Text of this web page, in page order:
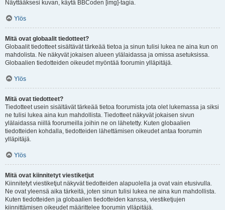
Näyttääksesi kuvan, käytä BBCoden [img]-tagia.
Ylös
Mitä ovat globaalit tiedotteet?
Globaalit tiedotteet sisältävät tärkeää tietoa ja sinun tulisi lukea ne aina kun on
mahdolista. Ne näkyvät jokaisen alueen ylälaidassa ja omissa asetuksissa.
Globaalien tiedotteiden oikeudet myöntää foorumin ylläpitäjä.
Ylös
Mitä ovat tiedotteet?
Tiedotteet usein sisältävät tärkeää tietoa foorumista jota olet lukemassa ja siksi
ne tulisi lukea aina kun mahdollista. Tiedotteet näkyvät jokaisen sivun
ylälaidassa niillä foorumeilla joihin ne on lähetetty. Kuten globaalien
tiedotteiden kohdalla, tiedotteiden lähettämisen oikeudet antaa foorumin
ylläpitäjä.
Ylös
Mitä ovat kiinnitetyt viestiketjut
Kiinnitetyt viestiketjut näkyvät tiedotteiden alapuolella ja ovat vain etusivulla.
Ne ovat yleensä aika tärkeitä, joten sinun tulisi lukea ne aina kun mahdollista.
Kuten tiedotteiden ja globaalien tiedotteiden kanssa, viestiketjujen
kiinnittämisen oikeudet määrittelee foorumin ylläpitäjä.